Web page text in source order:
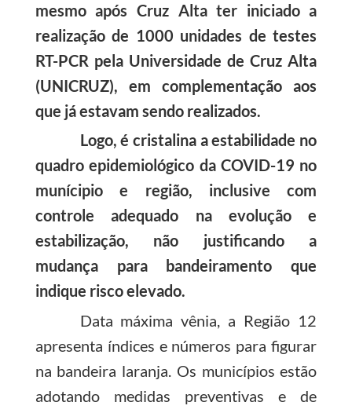
mesmo após Cruz Alta ter iniciado a
realização de 1000 unidades de testes
RT-PCR pela Universidade de Cruz Alta
(UNICRUZ), em complementação aos
que já estavam sendo realizados.
Logo, é cristalina a estabilidade no
quadro epidemiológico da COVID-19 no
munícipio e região, inclusive com
controle adequado na evolução e
estabilização, não justificando a
mudança para bandeiramento que
indique risco elevado.
Data máxima vênia, a Região 12
apresenta índices e números para figurar
na bandeira laranja. Os municípios estão
adotando medidas preventivas e de